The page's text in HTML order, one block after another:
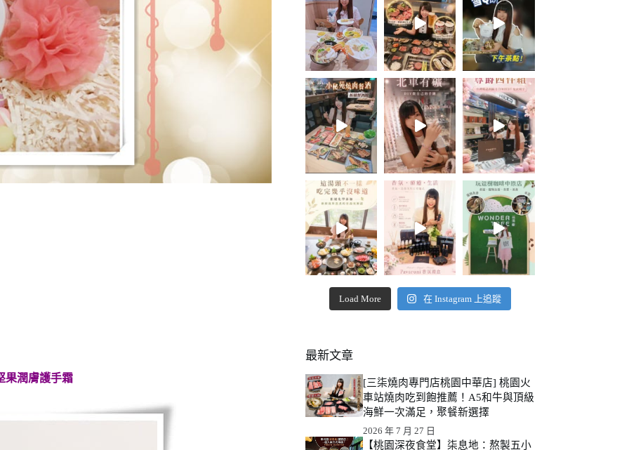
果潤膚護手霜
Load More 在 Instagram 上追蹤
最新文章
[三柒燒肉專門店桃園中華店] 桃園火
車站燒肉吃到飽推薦！A5和牛與頂級
海鮮一次滿足，聚餐新選擇
2026 年 7 月 27 日
【桃園深夜食堂】柒息地：熬製五小